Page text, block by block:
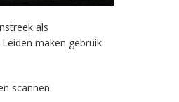
als
maken gebruik
scannen.